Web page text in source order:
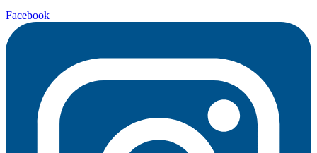
Facebook